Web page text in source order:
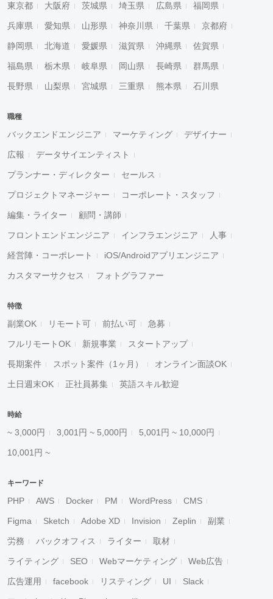
東京都 大阪府 茨城県 埼玉県 広島県 福岡県
兵庫県 愛知県 山形県 神奈川県 千葉県 京都府
静岡県 北海道 愛媛県 滋賀県 沖縄県 佐賀県
福島県 栃木県 岐阜県 岡山県 長崎県 群馬県
長野県 山梨県 宮城県 三重県 熊本県 石川県
職種
バックエンドエンジニア マーケティング デザイナー
広報 データサイエンティスト
プランナー・ディレクター セールス
プロジェクトマネージャー コーポレート・スタッフ
編集・ライター 顧問・講師
フロントエンドエンジニア インフラエンジニア 人事
経営陣・コーポレート iOS/Androidアプリエンジニア
カスタマーサクセス フォトグラファー
特徴
副業OK リモート可 前払い可 急募
フルリモートOK 新規事業 スタートアップ
長期案件 スポット案件（1ヶ月） オンライン面談OK
土日週末OK 正社員募集 英語スキル歓迎
時給
~ 3,000円 3,001円 ~ 5,000円 5,001円 ~ 10,000円
10,001円 ~
キーワード
PHP AWS Docker PM WordPress CMS
Figma Sketch Adobe XD Invision Zeplin 副業
労務 バックオフィス ライター 取材
ライティング SEO Webマーケティング Web広告
広告運用 facebook リスティング UI Slack